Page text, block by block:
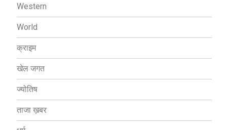
Western
World
क्राइम
खेल जगत
ज्योतिष
ताजा ख़बर